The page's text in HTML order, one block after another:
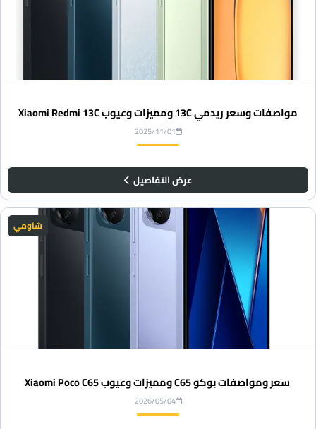
مواصفات وسعر ريدمي 13C ومميزات وعيوب Xiaomi Redmi 13C
2025/11/01
عرض التفاصيل
شاومي
سعر ومواصفات بوكو C65 ومميزات وعيوب Xiaomi Poco C65
2026/05/04